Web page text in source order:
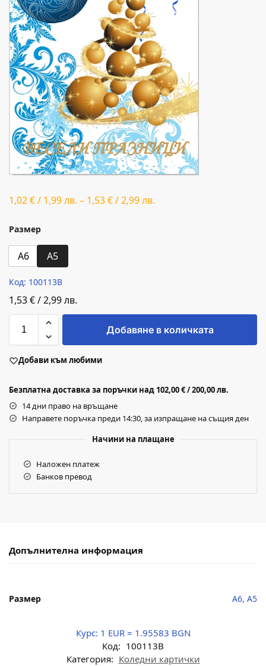
1,02€/ 1,99лв. – 1,53€/2,99лв.
Размер
A6 A5
Код: 100113B
1,53€/2,99лв.
Добавяне в количката
Добави към любими
Безплатна доставка за поръчки над 102,00 € / 200,00 лв.
14 дни право на връщане
Направете поръчка преди 14:30, за изпращане на същия ден
Начини на плащане
Наложен платеж
Банков превод
Допълнителна информация
Размер A6, A5
Курс: 1 EUR = 1.95583 BGN
Код: 100113B
Категория: Коледни картички